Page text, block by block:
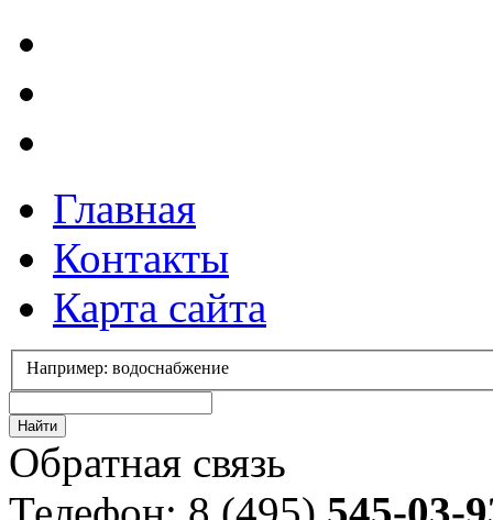
Главная
Контакты
Карта сайта
Например: водоснабжение
Обратная связь